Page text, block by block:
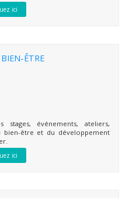
ici
ÊTRE
événements, ateliers,
être et du développement
ici